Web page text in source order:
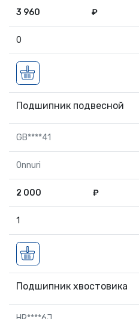
3 960 ₽
0
Подшипник подвесной
GB****41
Onnuri
2 000 ₽
1
Подшипник хвостовика